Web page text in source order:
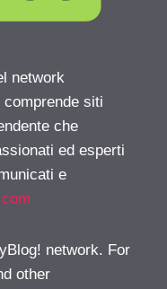
network
comprende siti
che
ed esperti
e
network. For
other